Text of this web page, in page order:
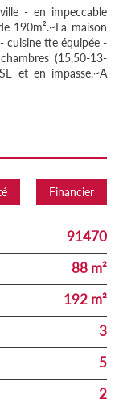
- en impeccable
190m².~La maison
cuisine tte équipée -
(15,50-13-
et en impasse.~A
Financier
91470
88 m²
192 m²
3
5
2